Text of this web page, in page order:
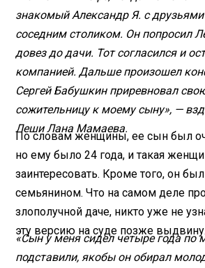
знакомый Александр Я. с
соседним столиком. Он попросил
довез до дачи. Тот согласился и
компанией. Дальше произошел
Сергей Бабушкин приревновал
сожительницу к моему сыну», —
Леши Лана Мамаева.
По словам женщины, ее сын был
но ему было 24 года, и такая
заинтересовать. Кроме того, он
семьянином. Что на самом деле
злополучной даче, никто уже не
эту версию на суде позже
«Сын у меня сидел четыре года по
подставили, якобы он обирал